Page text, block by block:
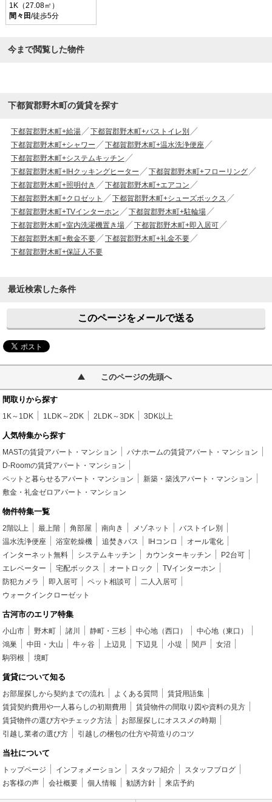
1K（27.08㎡）
間々田/徒歩5分
今まで閲覧した物件
下都賀郡野木町の賃貸を探す
下都賀郡野木町+給湯
下都賀郡野木町+バストイレ別
下都賀郡野木町+シャワー
下都賀郡野木町+温水洗浄便座
下都賀郡野木町+システムキッチン
下都賀郡野木町+IHクッキングヒーター
下都賀郡野木町+フローリング
下都賀郡野木町+照明付き
下都賀郡野木町+エアコン
下都賀郡野木町+クロゼット
下都賀郡野木町+シューズボックス
下都賀郡野木町+TVインターホン
下都賀郡野木町+駐輪場
下都賀郡野木町+室内洗濯機置き場
下都賀郡野木町+即入居可
下都賀郡野木町+敷金不要
下都賀郡野木町+礼金不要
下都賀郡野木町+保証人不要
最近検索した条件
このページをメールで送る
このページの先頭へ
間取りから探す
1K～1DK 1LDK～2DK 2LDK～3DK 3DK以上
人気特集から探す
MASTの賃貸アパート・マンション
パナホームの賃貸アパート・マンション
D-Roomの賃貸アパート・マンション
ペットと暮らせるアパート・マンション
新築・築浅アパート・マンション
敷金・礼金ゼロアパート・マンション
物件特集一覧
2階以上 最上階 角部屋 南向き メゾネット
バストイレ別
温水洗浄便座
浴室乾燥機 追焚きバス IHコンロ
オール電化
インターネット無料
システムキッチン カウンターキッチン
P2台可
エレベーター
宅配ボックス オートロック
TVインターホン
防犯カメラ
即入居可 ペット相談可
二人入居可
ウォークインクローゼット
古河市のエリア特集
小山市 野木町 諸川 静町・三杉 中心地（西口）
中心地（東口）
鴻巣
中田・大山 牛ヶ谷 上辺見 下辺見 小堤 関戸
女沼
駒羽根
境町
賃貸について知る
お部屋探しから契約までの流れ よくある質問
賃貸用語集
賃貸契約費用や一人暮らしの初期費用
賃貸物件の間取り図や資料の見方
賃貸物件の選び方やチェック方法
お部屋探しにオススメの時期
引越し業者の選び方
引越しの梱包の仕方や荷造りのコツ
当社について
トップページ インフォメーション スタッフ紹介
スタッフブログ
お客様の声
会社概要 個人情報 勧誘方針 来店予約